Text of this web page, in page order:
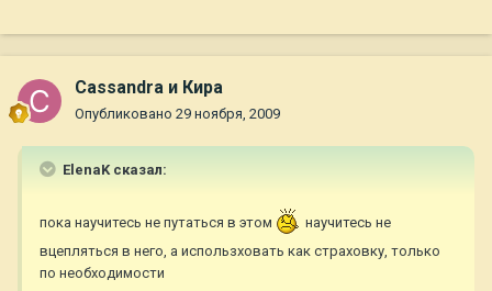
Cassandra и Кира
Опубликовано 29 ноября, 2009
ElenaK сказал:
пока научитесь не путаться в этом
научитесь не
вцепляться в него, а использховать как страховку, только
по необходимости